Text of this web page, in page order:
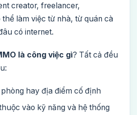
creator, freelancer,
làm việc từ nhà, từ quán cà
có internet.
là công việc gì? Tất cả đều
hay địa điểm cố định
vào kỹ năng và hệ thống